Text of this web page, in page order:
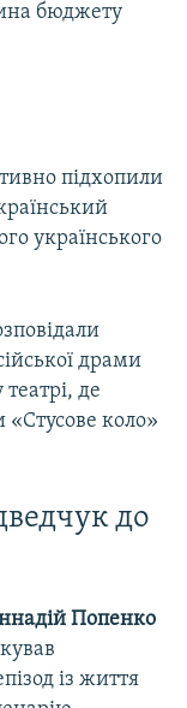
бюджету
підхопили
українського
драми
де
коло»
до
Попенко
із життя